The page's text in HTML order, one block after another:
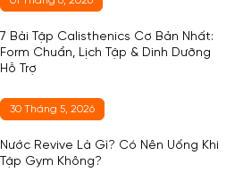
7 Bài Tập Calisthenics Cơ Bản Nhất:
Form Chuẩn, Lịch Tập & Dinh Dưỡng
Hỗ Trợ
30 Tháng 5, 2026
Nước Revive Là Gì? Có Nên Uống Khi
Tập Gym Không?